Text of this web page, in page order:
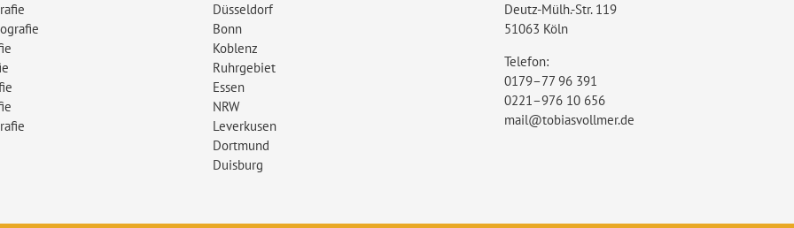
Düsseldorf
Bonn
Koblenz
Ruhrgebiet
Essen
NRW
Leverkusen
Dortmund
Duisburg
Deutz-Mülh.-Str. 119
51063 Köln
Telefon:
0179–77 96 391
0221–976 10 656
mail@tobiasvollmer.de